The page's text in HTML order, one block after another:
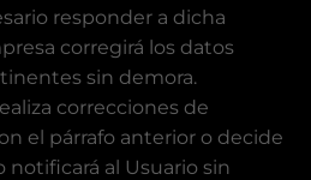
responder a dicha
corregirá los datos
sin demora.
correcciones de
el párrafo anterior o decide
notificará al Usuario sin